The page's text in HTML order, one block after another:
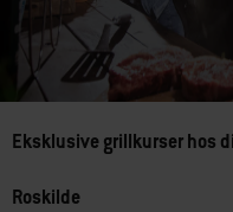
Eksklusive grillkurser hos
Roskilde